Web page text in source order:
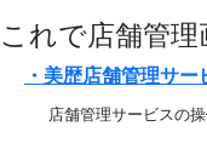
これで店舗管理
・美歴店舗管理サ
店舗管理サービスの